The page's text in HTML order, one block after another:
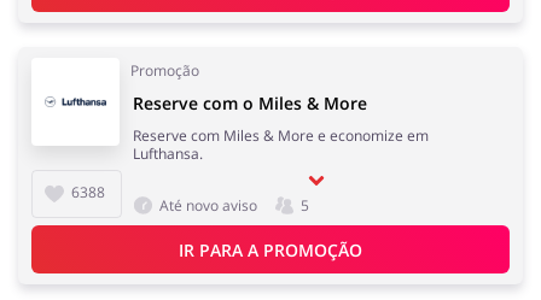
Promoção
6388
​Reserve com o Miles & More
Reserve com Miles & More e economize em
Lufthansa.
Até novo aviso 5
IR PARA A PROMOÇÃO